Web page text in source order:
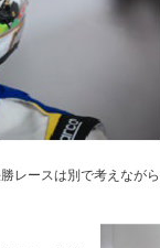
レースは別で考えなが